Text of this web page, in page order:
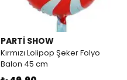
PARTİ SHOW
Kırmızı Lolipop Şeker Folyo
Balon 45 cm